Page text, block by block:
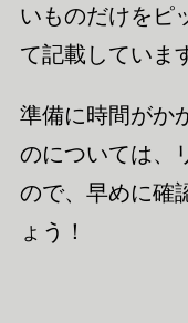
いものだけをピ
て記載していま
準備に時間がか
のについては、
ので、早めに確
ょう！